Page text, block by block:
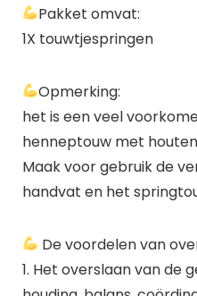
Pakket omvat:
1X touwtjespringen
Opmerking:
het is een veel
henneptouw met
Maak voor gebruik de
handvat en het
De voordelen van
1. Het overslaan van de